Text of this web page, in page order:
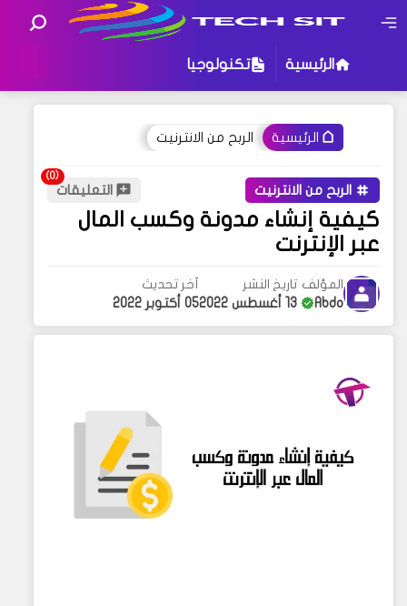
الرئيسية تكنولوجيا
الرئيسية الربح من الانترنيت
الربح من الانترنيت التعليقات
كيفية إنشاء مدونة وكسب المال
عبر الإنترنت
المؤلف
Abdo
تاريخ النشر
13 أغسطس 2022
آخر تحديث
05 أكتوبر 2022